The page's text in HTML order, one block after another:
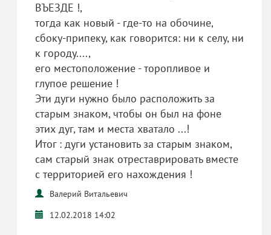
ВЪЕЗДЕ !,
тогда как новый - где-то на обочине,
сбоку-припеку, как говорится: ни к селу, ни
к городу....,
его местоположение - торопливое и
глупое решение !
Эти дуги нужно было расположить за
старым знаком, чтобы он был на фоне
этих дуг, там и места хватало ...!
Итог : дуги установить за старым знаком,
сам старый знак отреставрировать вместе
с территорией его нахождения !
Валерий Витальевич
12.02.2018 14:02